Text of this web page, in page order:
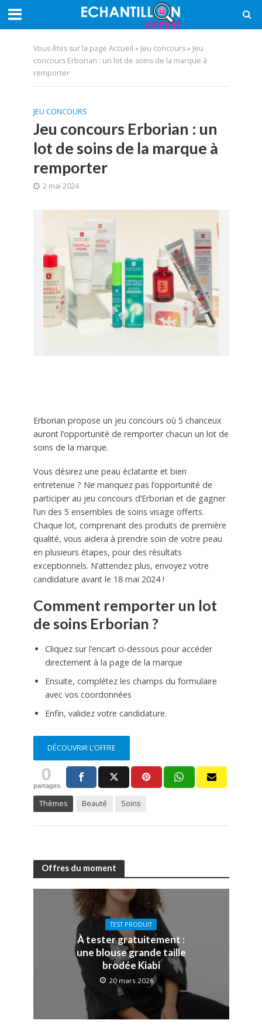
Vous êtes sur la page Accueil » Jeu concours» Jeu
concours Erborian : un lot de soins de la marque à
remporter
JEU CONCOURS
Jeu concours Erborian : un
lot de soins de la marque à
remporter
2 mai 2024
Erborian propose un jeu concours où 5 chanceux
auront l’opportunité de remporter chacun un lot de
soins de la marque.
Vous désirez une peau éclatante et bien
entretenue ? Ne manquez pas l’opportunité de
participer au jeu concours d’Erborian et de gagner
l’un des 5 ensembles de soins visage offerts.
Chaque lot, comprenant des produits de première
qualité, vous aidera à prendre soin de votre peau
en plusieurs étapes, pour des résultats
exceptionnels. N’attendez plus, envoyez votre
candidature avant le 18 mai 2024 !
Comment remporter un lot
de soins Erborian ?
Cliquez sur l’encart ci-dessous pour accéder
directement à la page de la marque
Ensuite, complétez les champs du formulaire
avec vos coordonnées
Enfin, validez votre candidature.
DÉCOUVRIR L’OFFRE
0
partages
Thèmes Beauté Soins
Offres du moment
TEST PRODUIT
À tester gratuitement :
une blouse grande taille
brodée Kiabi
20 mars 2026